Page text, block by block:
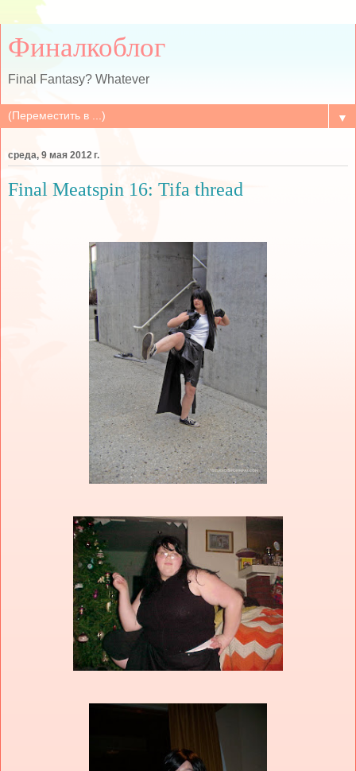
Финалкоблог
Final Fantasy? Whatever
▼
среда, 9 мая 2012 г.
Final Meatspin 16: Tifa thread